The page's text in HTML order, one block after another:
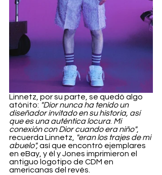
Linnetz, por su parte, se quedó algo
atónito: "Dior nunca ha tenido un
diseñador invitado en su historia, así
que es una auténtica locura. Mi
conexión con Dior cuando era niño",
recuerda Linnetz,
"eran los trajes de mi
abuelo", así que encontró ejemplares
en eBay, y él y Jones imprimieron el
antiguo logotipo de CDM en
americanas del revés.